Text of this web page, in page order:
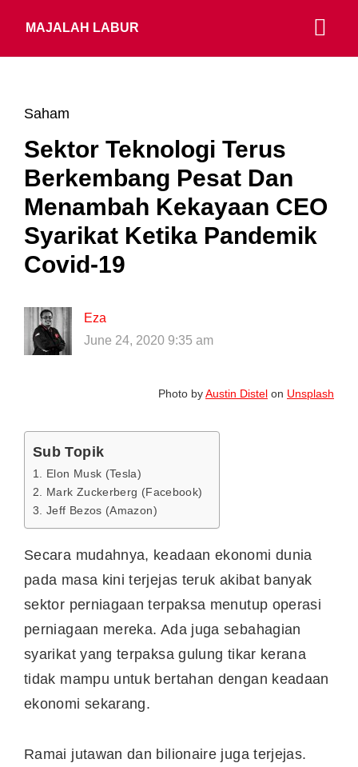
MAJALAH LABUR
Saham
Sektor Teknologi Terus
Berkembang Pesat Dan
Menambah Kekayaan CEO
Syarikat Ketika Pandemik
Covid-19
Eza
June 24, 2020 9:35 am
Photo byAustin Distel on Unsplash
Sub Topik
1. Elon Musk (Tesla)
2. Mark Zuckerberg (Facebook)
3. Jeff Bezos (Amazon)
Secara mudahnya, keadaan ekonomi dunia
pada masa kini terjejas teruk akibat banyak
sektor perniagaan terpaksa menutup operasi
perniagaan mereka. Ada juga sebahagian
syarikat yang terpaksa gulung tikar kerana
tidak mampu untuk bertahan dengan keadaan
ekonomi sekarang.
Ramai jutawan dan bilionaire juga terjejas.